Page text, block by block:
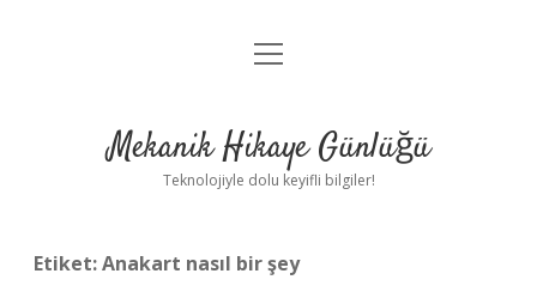
Anasayfa
Yasal Uyarı
menüyü
Mekanik Hikaye Günlüğü
Teknolojiyle dolu keyifli bilgiler!
Etiket:Anakart nasıl bir şey